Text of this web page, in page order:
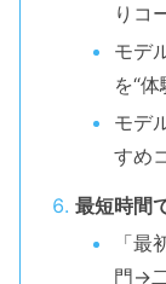
りコ
モデ
を“
モデ
すめ
最短時間
「
門→